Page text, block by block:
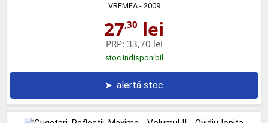
VREMEA- 2009
27,30 lei
PRP: 33,70 lei
stoc indisponibil
➤ alertă stoc